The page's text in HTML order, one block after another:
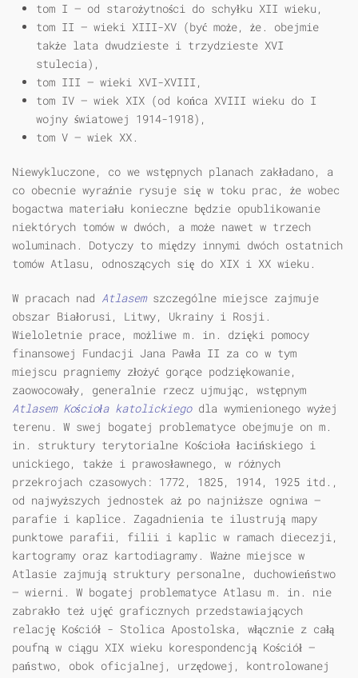
tom I — od starożytności do schyłku XII wieku,
tom II — wieki XIII-XV (być może, że. obejmie
także lata dwudzieste i trzydzieste XVI
stulecia),
tom III — wieki XVI-XVIII,
tom IV — wiek XIX (od końca XVIII wieku do I
wojny światowej 1914-1918),
tom V — wiek XX.
Niewykluczone, co we wstępnych planach zakładano, a
co obecnie wyraźnie rysuje się w toku prac, że wobec
bogactwa materiału konieczne będzie opublikowanie
niektórych tomów w dwóch, a może nawet w trzech
woluminach. Dotyczy to między innymi dwóch ostatnich
tomów Atlasu, odnoszących się do XIX i XX wieku.
W pracach nad Atlasemszczególne miejsce zajmuje
obszar Białorusi, Litwy, Ukrainy i Rosji.
Wieloletnie prace, możliwe m. in. dzięki pomocy
finansowej Fundacji Jana Pawła II za co w tym
miejscu pragniemy złożyć gorące podziękowanie,
zaowocowały, generalnie rzecz ujmując, wstępnym
Atlasem Kościoła katolickiegodla wymienionego wyżej
terenu. W swej bogatej problematyce obejmuje on m.
in. struktury terytorialne Kościoła łacińskiego i
unickiego, także i prawosławnego, w różnych
przekrojach czasowych: 1772, 1825, 1914, 1925 itd.,
od najwyższych jednostek aż po najniższe ogniwa —
parafie i kaplice. Zagadnienia te ilustrują mapy
punktowe parafii, filii i kaplic w ramach diecezji,
kartogramy oraz kartodiagramy. Ważne miejsce w
Atlasie zajmują struktury personalne, duchowieństwo
— wierni. W bogatej problematyce Atlasu m. in. nie
zabrakło też ujęć graficznych przedstawiających
relację Kościół - Stolica Apostolska, włącznie z całą
poufną w ciągu XIX wieku korespondencją Kościół —
państwo, obok oficjalnej, urzędowej, kontrolowanej